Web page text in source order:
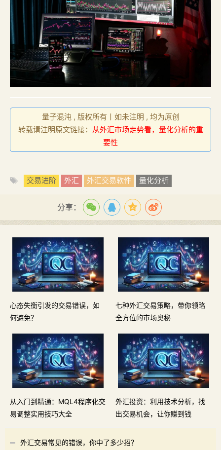
量子混沌 , 版权所有丨如未注明 , 均为原创
转载请注明原文链接：
从外汇市场走势看，量化分析的重
要性
交易进阶 外汇 外汇交易软件 量化分析
分享：
心态失衡引发的交易错误，如
何避免？
七种外汇交易策略，带你领略
全方位的市场奥秘
从入门到精通：MQL4程序化交
易调整实用技巧大全
外汇投资：利用技术分析，找
出交易机会，让你赚到钱
外汇交易常见的错误，你中了多少招？